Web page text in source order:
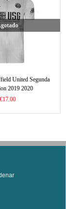
United Segunda
2019 2020
€17.00